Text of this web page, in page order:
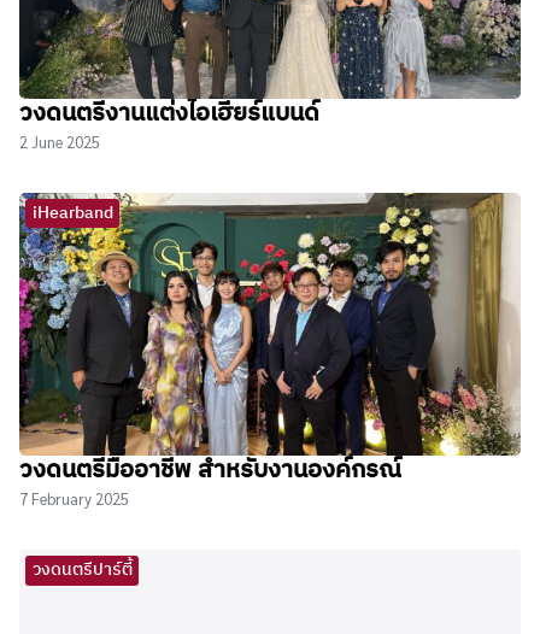
วงดนตรีงานแต่งไอเฮียร์แบนด์
2 June 2025
iHearband
วงดนตรีมืออาชีพ สำหรับงานองค์กรณ์
7 February 2025
วงดนตรีปาร์ตี้